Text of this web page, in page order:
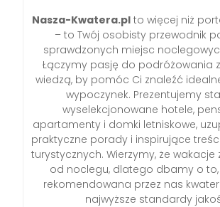
Nasza-Kwatera.plto więcej niż
– to Twój osobisty przewodnik
sprawdzonych miejsc
Łączymy pasję do podróżowania
wiedzą, by pomóc Ci znaleźć
wypoczynek. Prezentujemy
wyselekcjonowane hotele,
apartamenty i domki letniskowe,
praktyczne porady i inspirujące
turystycznych. Wierzymy, że wakacje
od noclegu, dlatego dbamy o
rekomendowana przez nas
najwyższe standardy